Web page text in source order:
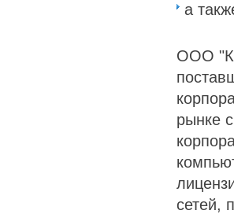
а
ООО
рынке
сетей,